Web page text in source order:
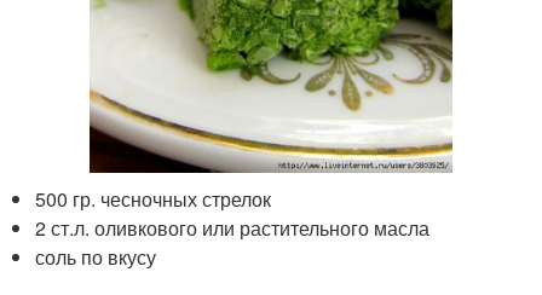
500 гр. чесночных стрелок
2 ст.л. оливкового или растительного масла
соль по вкусу